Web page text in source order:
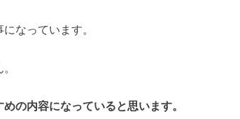
なっています。
の内容になっていると思います。